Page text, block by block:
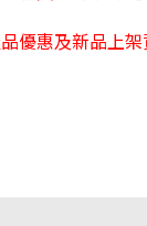
優惠及新品上